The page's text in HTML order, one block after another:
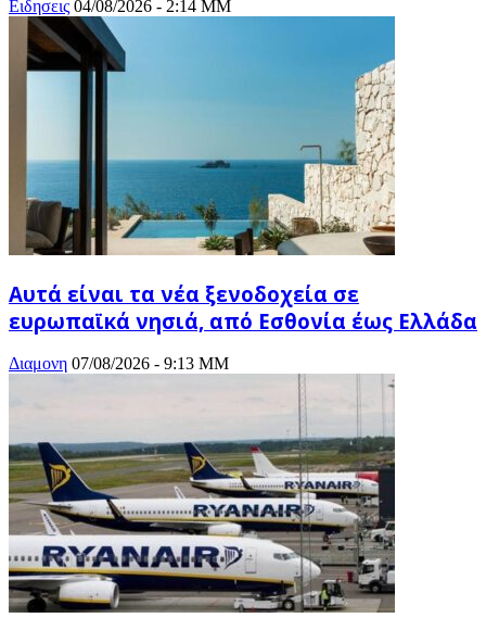
Ειδησεις 04/08/2026 - 2:14 ΜΜ
Αυτά είναι τα νέα ξενοδοχεία σε
ευρωπαϊκά νησιά, από Εσθονία έως Ελλάδα
Διαμονη 07/08/2026 - 9:13 ΜΜ